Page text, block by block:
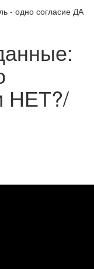
- одно согласие ДА
НЕТ?/